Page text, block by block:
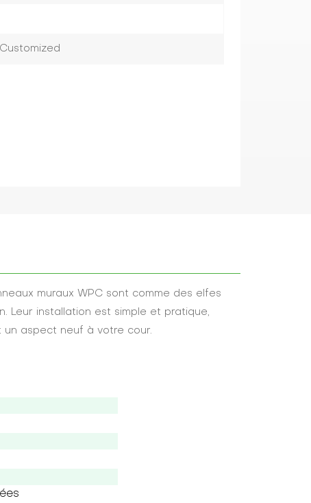
muraux WPC sont comme des elfes
Leur installation est simple et pratique,
un aspect neuf à votre cour.